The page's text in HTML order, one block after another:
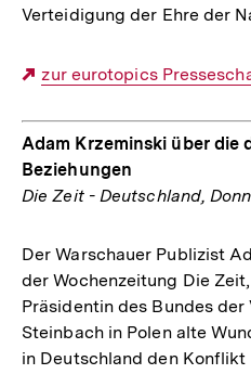
Verteidigung der Ehre der
Externer
zur eurotopics
Adam Krzeminski über die
Beziehungen
Die Zeit - Deutschland,
Der Warschauer Publizist
der Wochenzeitung Die
Präsidentin des Bundes
Steinbach in Polen alte
in Deutschland den